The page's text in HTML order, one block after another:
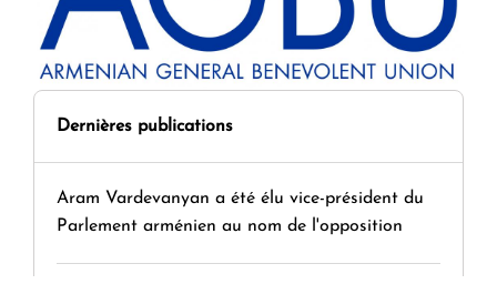
Dernières publications
Aram Vardevanyan a été élu vice-président du
Parlement arménien au nom de l'opposition